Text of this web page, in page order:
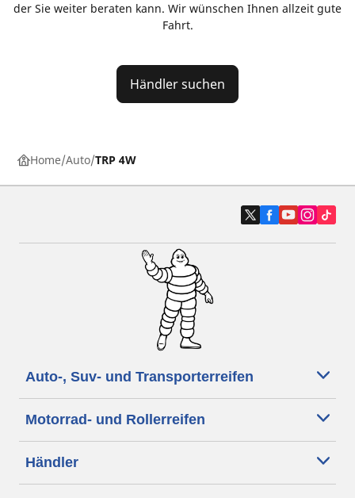
der Sie weiter beraten kann. Wir wünschen Ihnen allzeit gute
Fahrt.
Händler suchen
Home Auto TRP 4W
Auto-, Suv- und Transporterreifen
Motorrad- und Rollerreifen
Händler